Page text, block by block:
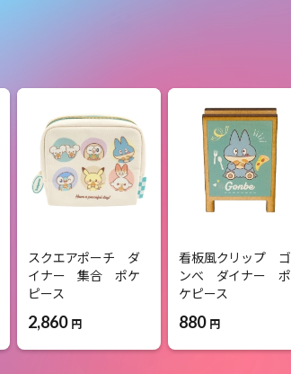
スクエアポーチ ダ
イナー 集合 ポケ
ピース
2,860 円
看板風クリップ ゴ
ンべ ダイナー ポ
ケピース
880 円